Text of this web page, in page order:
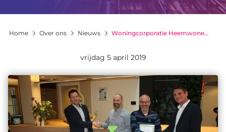
Voor wie?
Over ons
Home Over ons Nieuws Woningcorporatie Heemwonen wint Safety Award 2018 van Liftinstituut
vrijdag 5 april 2019